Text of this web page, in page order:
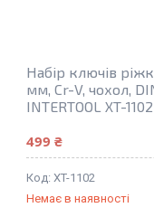
Набір ключів
мм, Cr-V, чохол,
INTERTOOL XT-1102
499 ₴
XT-1102
Немає в наявності